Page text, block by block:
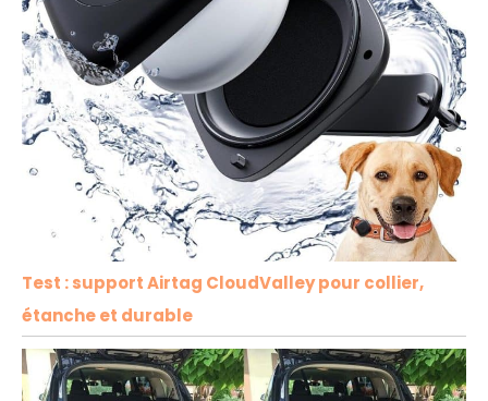
Test : support Airtag CloudValley pour collier,
étanche et durable